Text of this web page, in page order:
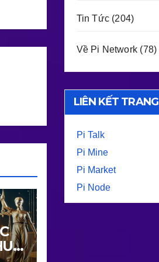
Tin Tức(204)
Về Pi Network (78)
LIÊN KẾT TRANG
Pi Talk
Pi Mine
Pi Market
Pi Node